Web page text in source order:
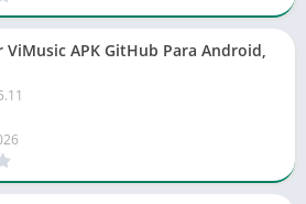
ViMusic APK GitHub Para Android,